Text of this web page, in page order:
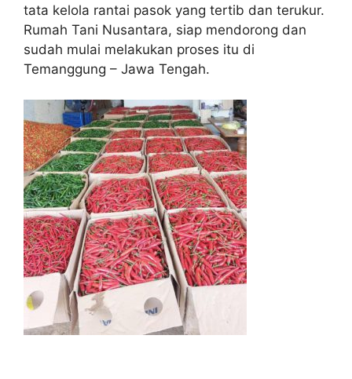
tata kelola rantai pasok yang tertib dan terukur.
Rumah Tani Nusantara, siap mendorong dan
sudah mulai melakukan proses itu di
Temanggung – Jawa Tengah.